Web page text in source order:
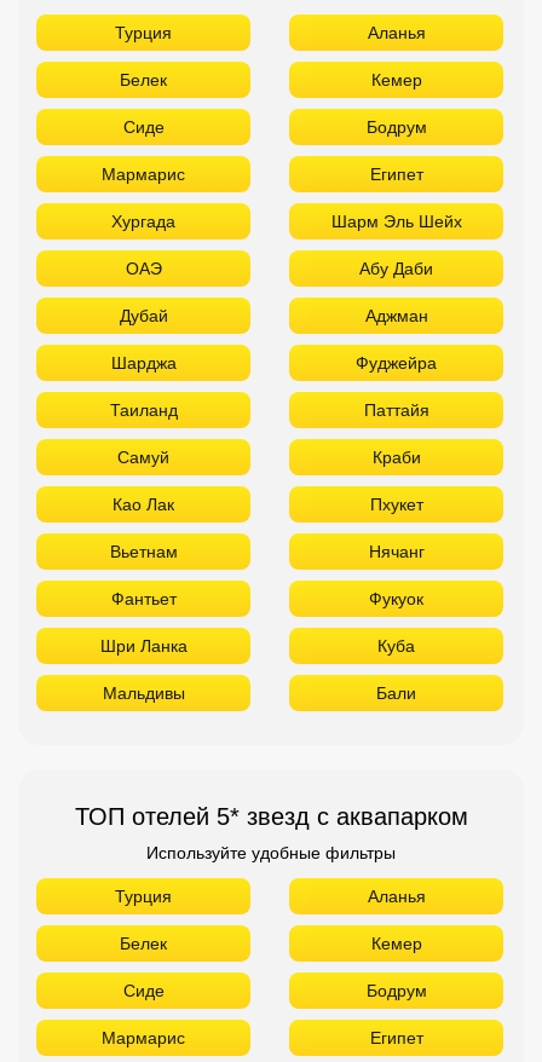
Турция Аланья
Белек Кемер
Сиде Бодрум
Мармарис Египет
Хургада Шарм Эль Шейх
ОАЭ Абу Даби
Дубай Аджман
Шарджа Фуджейра
Таиланд Паттайя
Самуй Краби
Као Лак Пхукет
Вьетнам Нячанг
Фантьет Фукуок
Шри Ланка Куба
Мальдивы Бали
ТОП отелей 5* звезд с аквапарком
Используйте удобные фильтры
Турция Аланья
Белек Кемер
Сиде Бодрум
Мармарис Египет